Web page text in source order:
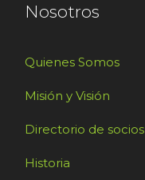
Nosotros
Quienes Somos
Misión y Visión
Directorio de socios
Historia